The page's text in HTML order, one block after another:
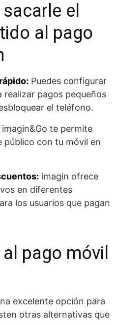
el
al pago
Puedes configurar
realizar pagos pequeños
el teléfono.
imagin&Go te permite
público con tu móvil en
imagin ofrece
en diferentes
los usuarios que pagan
pago móvil
excelente opción para
otras alternativas que